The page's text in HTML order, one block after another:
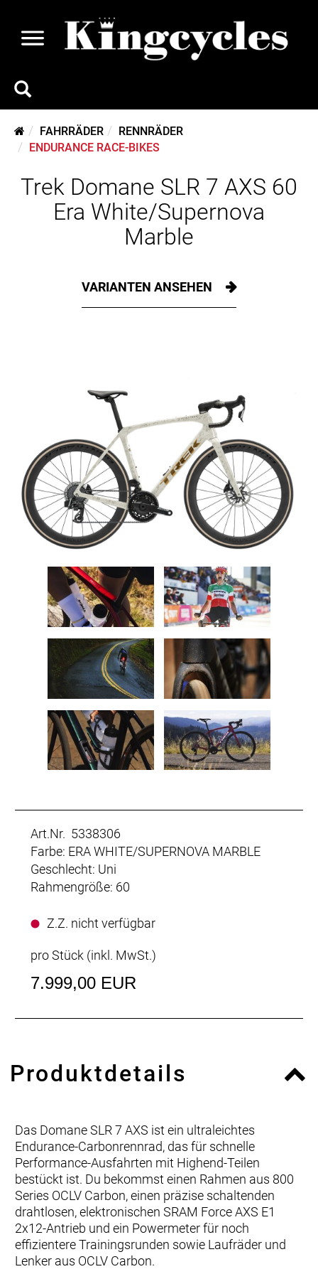
FAHRRÄDER
RENNRÄDER
ENDURANCE RACE-BIKES
Trek Domane SLR 7 AXS 60
Era White/Supernova
Marble
VARIANTEN ANSEHEN
Art.Nr. 5338306
Farbe: ERA WHITE/SUPERNOVA MARBLE
Geschlecht: Uni
Rahmengröße: 60
Z.Z. nicht verfügbar
pro Stück (inkl. MwSt.)
7.999,00 EUR
Produktdetails
Das Domane SLR 7 AXS ist ein ultraleichtes
Endurance-Carbonrennrad, das für schnelle
Performance-Ausfahrten mit Highend-Teilen
bestückt ist. Du bekommst einen Rahmen aus 800
Series OCLV Carbon, einen präzise schaltenden
drahtlosen, elektronischen SRAM Force AXS E1
2x12-Antrieb und ein Powermeter für noch
effizientere Trainingsrunden sowie Laufräder und
Lenker aus OCLV Carbon.